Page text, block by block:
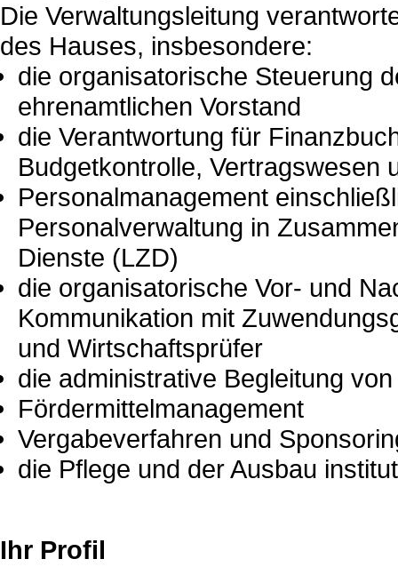
Die Verwaltungsleitung
des Hauses, insbesondere:
die organisatorische Steuerung
ehrenamtlichen Vorstand
die Verantwortung für
Budgetkontrolle, Vertragswesen
Personalmanagement
Personalverwaltung in
Dienste (LZD)
die organisatorische Vor- und
Kommunikation mit
und Wirtschaftsprüfer
die administrative Begleitung
Fördermittelmanagement
Vergabeverfahren und
die Pflege und der Ausbau
Ihr Profil